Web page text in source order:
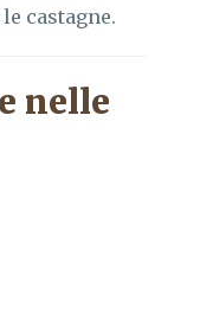
castagne.
nelle